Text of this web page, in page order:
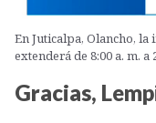
En Juticalpa, Olancho,
extenderá de 8:00 a. m. a
Gracias,